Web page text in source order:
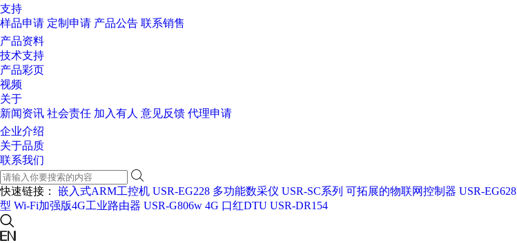
支持
样品申请 定制申请 产品公告 联系销售
产品资料
技术支持
产品彩页
视频
关于
新闻资讯 社会责任 加入有人 意见反馈 代理申请
企业介绍
关于品质
联系我们
快速链接： 嵌入式ARM工控机 USR-EG228 多功能数采仪 USR-SC系列 可拓展的物联网控制器 USR-EG628
型 Wi-Fi加强版4G工业路由器 USR-G806w 4G 口红DTU USR-DR154